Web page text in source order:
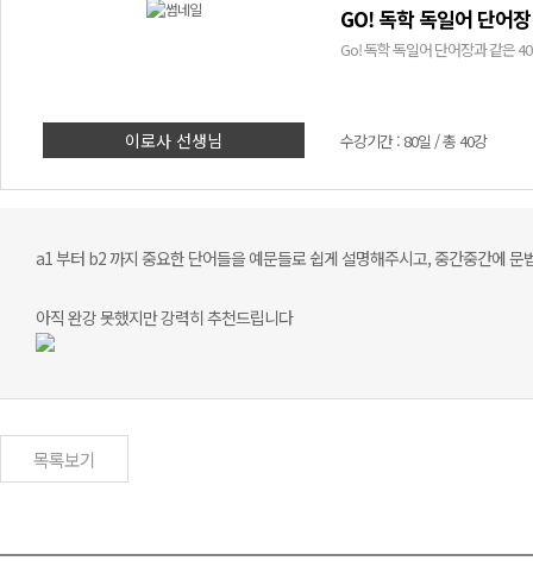
이로사 선생님
GO! 독학 독일어 단어장
Go! 독학 독일어 단어장과 같은
수강기간 : 80일 / 총 40강
a1 부터 b2 까지 중요한 단어들을 예문들로 쉽게 설명해주시고, 중간중간에 문
아직 완강 못했지만 강력히 추천드립니다
목록보기